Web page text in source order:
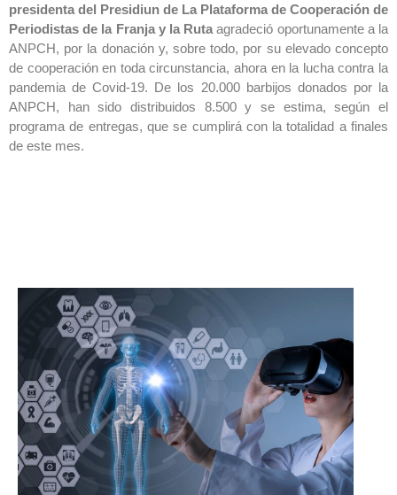
presidenta del Presidiun de La Plataforma de Cooperación de
Periodistas de la Franja y la Rutaagradeció oportunamente a la
ANPCH, por la donación y, sobre todo, por su elevado concepto
de cooperación en toda circunstancia, ahora en la lucha contra la
pandemia de Covid-19. De los 20.000 barbijos donados por la
ANPCH, han sido distribuidos 8.500 y se estima, según el
programa de entregas, que se cumplirá con la totalidad a finales
de este mes.